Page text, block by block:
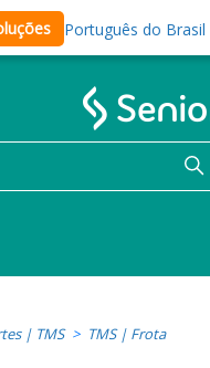
Português do Brasil
| TMS TMS | Frota